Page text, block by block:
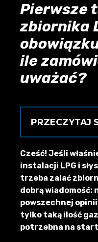
Pierwsze
zbiornika
ile
uważać?
PRZECZYTAJ
„do pełna”: po
000 zł
zbiornika;
85% objętości
prawidłowe
obecny,
armatury,
Cześć! Jeśli
instalacji LPG i
trzeba zalać
dobrą wiadomość:
powszechnej
tylko taką ilość
potrzebna na